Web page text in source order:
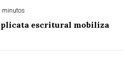
minutos
escritural mobiliza